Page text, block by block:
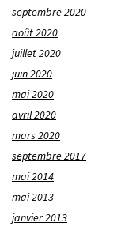
septembre 2020
août 2020
juillet 2020
juin 2020
mai 2020
avril 2020
mars 2020
septembre 2017
mai 2014
mai 2013
janvier 2013